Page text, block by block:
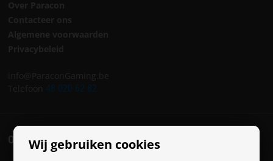
Wij gebruiken cookies
48 020 62 82
ONZE SOCIALS